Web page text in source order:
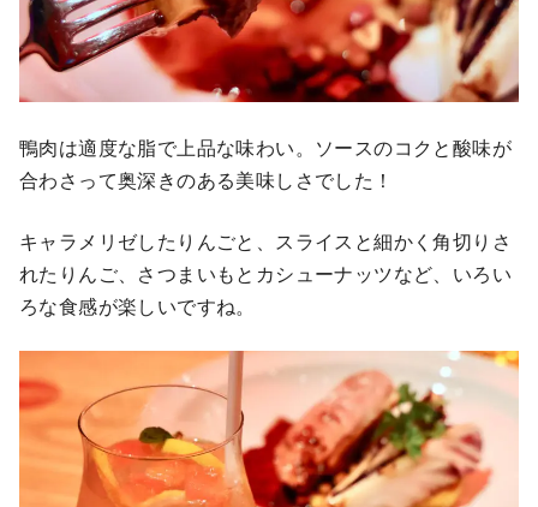
鴨肉は適度な脂で上品な味わい。ソースのコクと酸味が
合わさって奥深きのある美味しさでした！
キャラメリゼしたりんごと、スライスと細かく角切りさ
れたりんご、さつまいもとカシューナッツなど、いろい
ろな食感が楽しいですね。